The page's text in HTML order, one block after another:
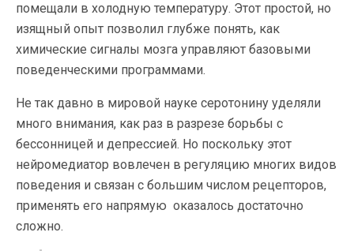
помещали в холодную температуру. Этот простой, но
изящный опыт позволил глубже понять, как
химические сигналы мозга управляют базовыми
поведенческими программами.
Не так давно в мировой науке серотонину уделяли
много внимания, как раз в разрезе борьбы с
бессонницей и депрессией. Но поскольку этот
нейромедиатор вовлечен в регуляцию многих видов
поведения и связан с большим числом рецепторов,
применять его напрямую оказалось достаточно
сложно.